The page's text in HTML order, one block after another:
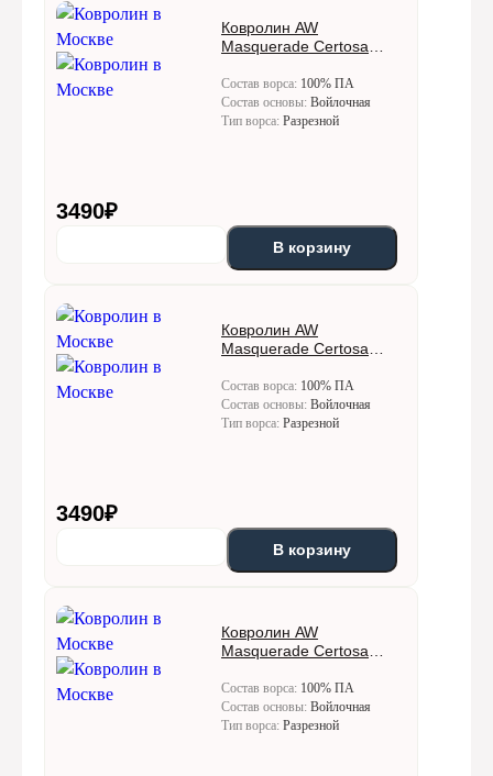
Ковролин AW
Masquerade Certosa
Состав ворса: 100% ПА
Состав основы: Войлочная
Тип ворса: Разрезной
3490₽
В корзину
Ковролин AW
Masquerade Certosa
Состав ворса: 100% ПА
Состав основы: Войлочная
Тип ворса: Разрезной
3490₽
В корзину
Ковролин AW
Masquerade Certosa
Состав ворса: 100% ПА
Состав основы: Войлочная
Тип ворса: Разрезной